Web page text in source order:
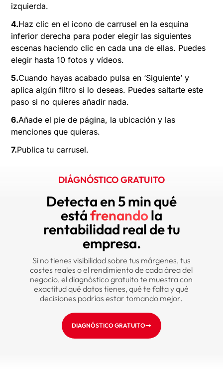
izquierda.
4.Haz clic en el icono de carrusel en la esquina
inferior derecha para poder elegir las siguientes
escenas haciendo clic en cada una de ellas. Puedes
elegir hasta 10 fotos y vídeos.
5.Cuando hayas acabado pulsa en ‘Siguiente’ y
aplica algún filtro si lo deseas. Puedes saltarte este
paso si no quieres añadir nada.
6.Añade el pie de página, la ubicación y las
menciones que quieras.
7.Publica tu carrusel.
DIÁGNÓSTICO GRATUITO
Detecta en 5 min qué
estáfrenandola
rentabilidad real de tu
empresa.
Si no tienes visibilidad sobre tus márgenes, tus
costes reales o el rendimiento de cada área del
negocio, el diagnóstico gratuito te muestra con
exactitud qué datos tienes, qué te falta y qué
decisiones podrías estar tomando mejor.
DIAGNÓSTICO GRATUITO